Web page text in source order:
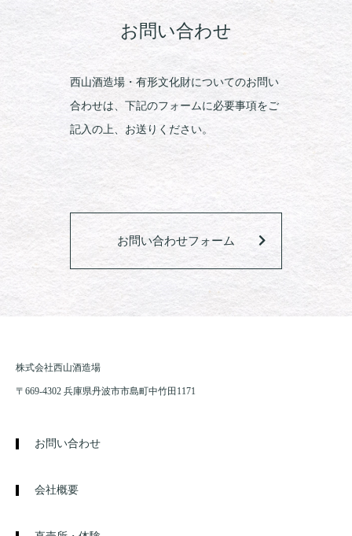
お問い合わせ
西山酒造場・有形文化財についてのお問い
合わせは、下記のフォームに必要事項をご
記入の上、お送りください。
お問い合わせフォーム
株式会社西山酒造場
〒669-4302 兵庫県丹波市市島町中竹田1171
お問い合わせ
会社概要